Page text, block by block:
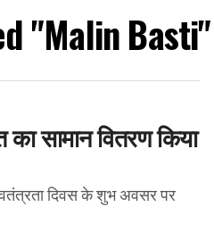
"Malin Basti"
का सामान वितरण किया
स्वतंत्रता दिवस के शुभ अवसर पर